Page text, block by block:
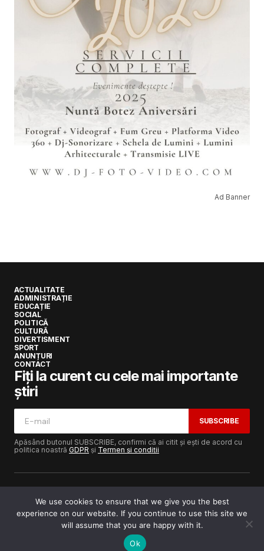
Ad Banner
ACTUALITATE
ADMINISTRAȚIE
EDUCAȚIE
SOCIAL
POLITICĂ
CULTURĂ
DIVERTISMENT
SPORT
ANUNȚURI
CONTACT
Fiți la curent cu cele mai importante
știri
SUBSCRIBE
Apăsând butonul SUBSCRIBE, confirmi că ai citit și ești de acord cu
politica noastră GDPR și Termen și condiții
Copyright © 2017-2025Lugojeanul.ro· Toate drepturile
rezervate · Dezvoltat dePower Media FX
We use cookies to ensure that we give you the best
experience on our website. If you continue to use this site we
will assume that you are happy with it.
Ok